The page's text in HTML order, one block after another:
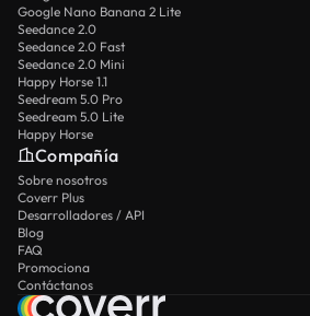
Google Nano Banana 2 Lite
Seedance 2.0
Seedance 2.0 Fast
Seedance 2.0 Mini
Happy Horse 1.1
Seedream 5.0 Pro
Seedream 5.0 Lite
Happy Horse
Compañía
Sobre nosotros
Coverr Plus
Desarrolladores / API
Blog
FAQ
Promociona
Contáctanos